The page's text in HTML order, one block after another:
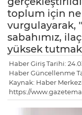
toplum için
vurgulayarak,
sabahımız,
yüksek
Haber Giriş Tarihi:
Haber Güncellenme
Kaynak: Haber
https://